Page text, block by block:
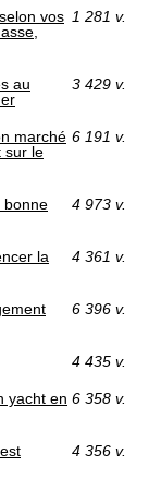
vos 1 281 v.
au
3 429 v.
marché
sur le
6 191 v.
bonne
4 973 v.
la
4 361 v.
6 396 v.
4 435 v.
yacht en 6 358 v.
4 356 v.